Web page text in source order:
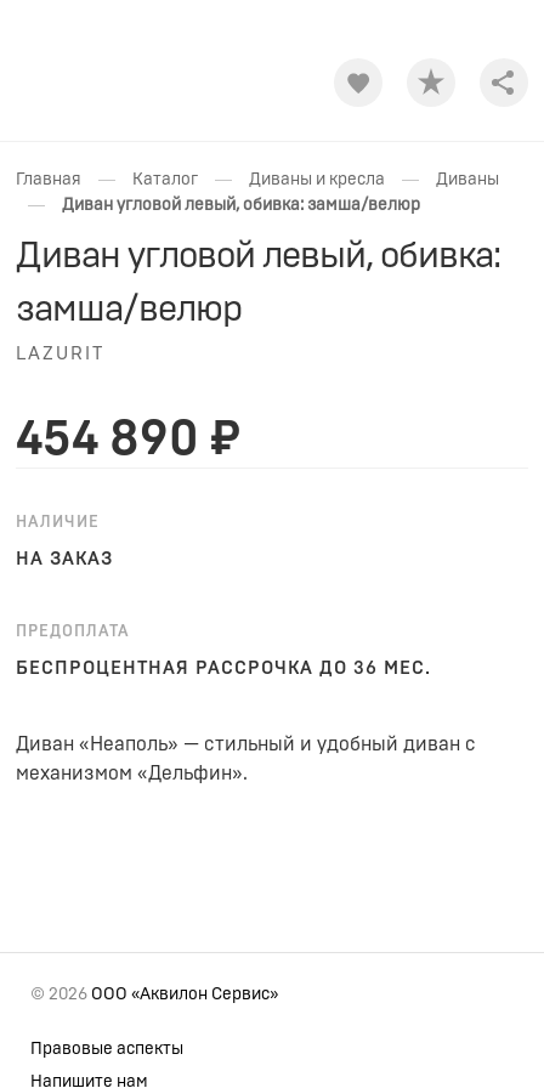
Главная — Каталог — Диваны и кресла — Диваны
— Диван угловой левый, обивка: замша/велюр
Диван угловой левый, обивка:
замша/велюр
LAZURIT
454 890 ₽
НАЛИЧИЕ
НА ЗАКАЗ
ПРЕДОПЛАТА
БЕСПРОЦЕНТНАЯ РАССРОЧКА ДО 36 МЕС.
Диван «Неаполь» — стильный и удобный диван с
механизмом «Дельфин».
© 2026 ООО «Аквилон Сервис»
Правовые аспекты
Напишите нам